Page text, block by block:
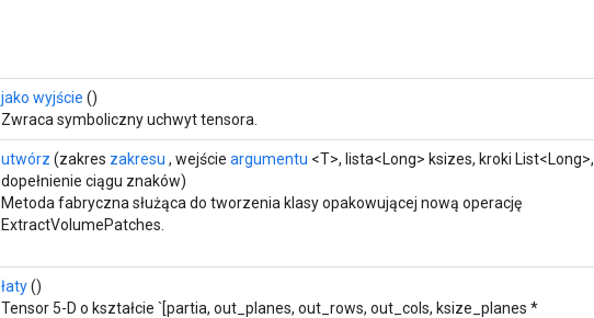
jako wyjście ()
Zwraca symboliczny uchwyt tensora.
utwórz (zakres zakresu , wejście argumentu <T>, lista<Long> ksizes, kroki List<Long>,
dopełnienie ciągu znaków)
Metoda fabryczna służąca do tworzenia klasy opakowującej nową operację
ExtractVolumePatches.
łaty()
Tensor 5-D o kształcie `[partia, out_planes, out_rows, out_cols, ksize_planes *